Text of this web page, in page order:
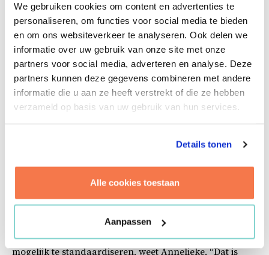
We gebruiken cookies om content en advertenties te
personaliseren, om functies voor social media te bieden
en om ons websiteverkeer te analyseren. Ook delen we
informatie over uw gebruik van onze site met onze
partners voor social media, adverteren en analyse. Deze
partners kunnen deze gegevens combineren met andere
informatie die u aan ze heeft verstrekt of die ze hebben
verzameld op basis van uw gebruik van hun services.
Details tonen
Alle cookies toestaan
Aanpassen
Flexibiliteit is bijna altijd de nummer één wens van
labgebruikers. Meriam: “Logisch, want flexibiliteit voelt
als maximale vrijheid – de mogelijkheid om alles te
doen wat je wilt. Maar wat betekent dat in de praktijk?
Flexibiliteit brengt vaak keuzes en kosten met zich mee.
Bijvoorbeeld: overal stopcontacten of in elke ruimte een
zuurkast lijkt handig, maar leidt tot onbenutte
aansluitingen, een flinke impact op technische
met eindgebruikers kaarten we dat soort onderwerpen
kan staan? En dat meer stopcontacten meer vermogen
vragen, wat de installatie duurder maakt? Want elke
euro kun je maar één keer uitgeven.”
Aan de andere kant: eindgebruikers kunnen tijdens een
bouw- of renovatieproject veel druk ervaren om zo veel
mogelijk te standaardiseren, weet Annelieke. “Dat is